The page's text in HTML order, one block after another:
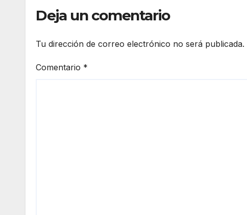
Deja un comentario
Tu dirección de correo electrónico no será publicada.
Comentario *